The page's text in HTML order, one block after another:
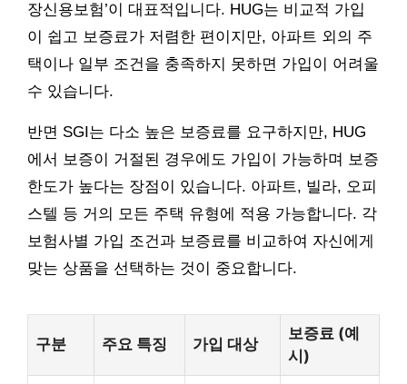
장신용보험’이 대표적입니다. HUG는 비교적 가입
이 쉽고 보증료가 저렴한 편이지만, 아파트 외의 주
택이나 일부 조건을 충족하지 못하면 가입이 어려울
수 있습니다.
반면 SGI는 다소 높은 보증료를 요구하지만, HUG
에서 보증이 거절된 경우에도 가입이 가능하며 보증
한도가 높다는 장점이 있습니다. 아파트, 빌라, 오피
스텔 등 거의 모든 주택 유형에 적용 가능합니다. 각
보험사별 가입 조건과 보증료를 비교하여 자신에게
맞는 상품을 선택하는 것이 중요합니다.
구분 주요 특징 가입 대상
보증료 (예
시)